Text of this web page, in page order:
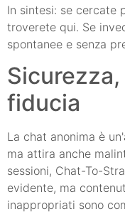
In sintesi: se cercate
troverete qui. Se
spontanee e senza
fiducia
La chat anonima è
ma attira anche
sessioni, Chat-To-
evidente, ma
inappropriati sono